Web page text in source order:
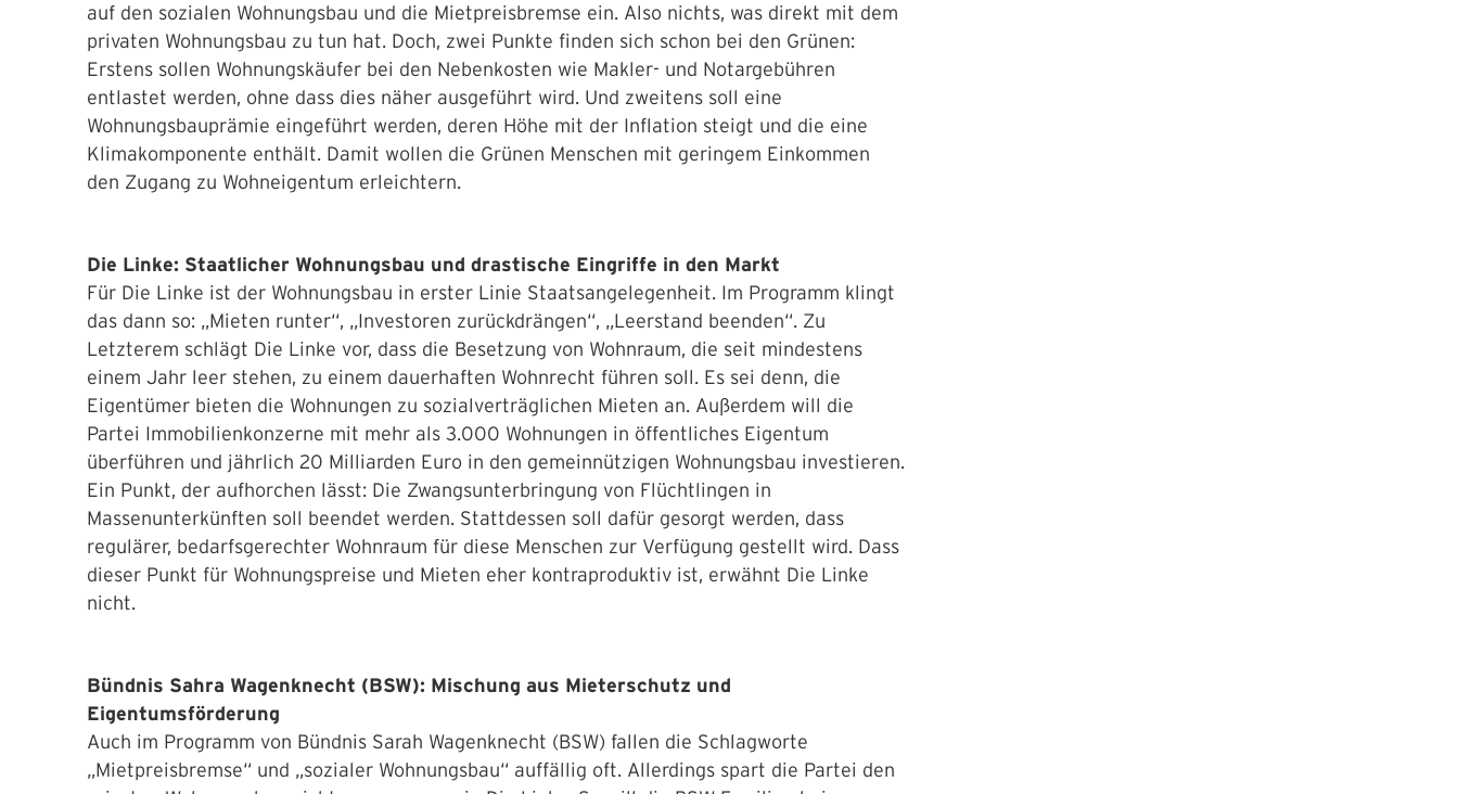
auf den sozialen Wohnungsbau und die Mietpreisbremse ein. Also nichts, was direkt mit dem
privaten Wohnungsbau zu tun hat. Doch, zwei Punkte finden sich schon bei den Grünen:
Erstens sollen Wohnungskäufer bei den Nebenkosten wie Makler- und Notargebühren
entlastet werden, ohne dass dies näher ausgeführt wird. Und zweitens soll eine
Wohnungsbauprämie eingeführt werden, deren Höhe mit der Inflation steigt und die eine
Klimakomponente enthält. Damit wollen die Grünen Menschen mit geringem Einkommen
den Zugang zu Wohneigentum erleichtern.
Die Linke: Staatlicher Wohnungsbau und drastische Eingriffe in den Markt
Für Die Linke ist der Wohnungsbau in erster Linie Staatsangelegenheit. Im Programm klingt
das dann so: „Mieten runter“, „Investoren zurückdrängen“, „Leerstand beenden“. Zu
Letzterem schlägt Die Linke vor, dass die Besetzung von Wohnraum, die seit mindestens
einem Jahr leer stehen, zu einem dauerhaften Wohnrecht führen soll. Es sei denn, die
Eigentümer bieten die Wohnungen zu sozialverträglichen Mieten an. Außerdem will die
Partei Immobilienkonzerne mit mehr als 3.000 Wohnungen in öffentliches Eigentum
überführen und jährlich 20 Milliarden Euro in den gemeinnützigen Wohnungsbau investieren.
Ein Punkt, der aufhorchen lässt: Die Zwangsunterbringung von Flüchtlingen in
Massenunterkünften soll beendet werden. Stattdessen soll dafür gesorgt werden, dass
regulärer, bedarfsgerechter Wohnraum für diese Menschen zur Verfügung gestellt wird. Dass
dieser Punkt für Wohnungspreise und Mieten eher kontraproduktiv ist, erwähnt Die Linke
nicht.
Bündnis Sahra Wagenknecht (BSW): Mischung aus Mieterschutz und
Eigentumsförderung
Auch im Programm von Bündnis Sarah Wagenknecht (BSW) fallen die Schlagworte
„Mietpreisbremse“ und „sozialer Wohnungsbau“ auffällig oft. Allerdings spart die Partei den